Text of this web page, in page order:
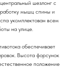
шезлонг с
мышц спины и
укомплектован всем
на улице.
обеспечивает
Высота форсунок
положение